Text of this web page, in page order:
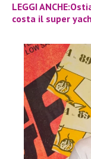
LEGGI
costa il super